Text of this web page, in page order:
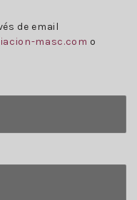
de email
masc.com o